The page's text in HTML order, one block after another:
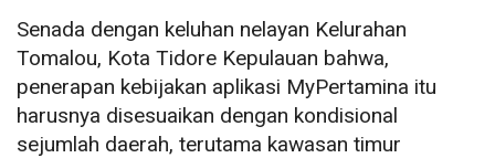
Senada dengan keluhan nelayan Kelurahan
Tomalou, Kota Tidore Kepulauan bahwa,
penerapan kebijakan aplikasi MyPertamina itu
harusnya disesuaikan dengan kondisional
sejumlah daerah, terutama kawasan timur